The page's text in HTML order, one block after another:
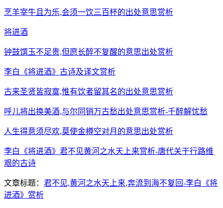
烹羊宰牛且为乐,会须一饮三百杯的出处意思赏析
将进酒
钟鼓馔玉不足贵,但愿长醉不复醒的意思出处赏析
李白《将进酒》古诗及译文赏析
古来圣贤皆寂寞,惟有饮者留其名的出处意思赏析
呼儿将出换美酒,与尔同销万古愁出处意思赏析-千醉解忧愁
人生得意须尽欢,莫使金樽空对月的意思出处赏析
李白《将进酒》君不见黄河之水天上来赏析-唐代关于行路维
艰的古诗
文章标题： 君不见,黄河之水天上来,奔流到海不复回-李白《将
进酒》赏析